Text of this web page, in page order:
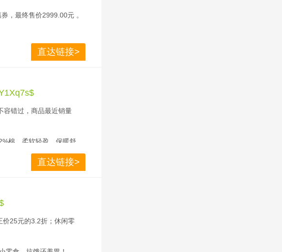
，最终售价2999.00元 。
是AKG的旗舰级耳塞，被
本领自然就是在单元和调音
对应高中低频。
到超小，但是对做工精度
，灵敏度
直达链接>
容错过，商品最近销量
棉，柔软轻盈、保暖舒
常休闲。
直达链接>
价25元的3.2折；休闲零